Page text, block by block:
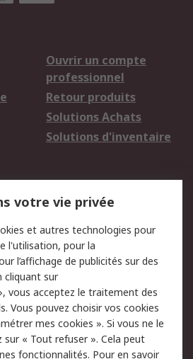
Ouvrir un compte
professionnel
Retour produits
Solutions Achats
Solutions d'inventaire
à
Sécurité des E-mails
Politique anti-
corruption
votre vie privée
et autres technologies pour
l'utilisation, pour la
l’affichage de publicités sur des
cliquant sur
vous acceptez le traitement des
Vous pouvez choisir vos cookies
mes cookies ». Si vous ne le
sur « Tout refuser ». Cela peut
fonctionnalités. Pour en savoir